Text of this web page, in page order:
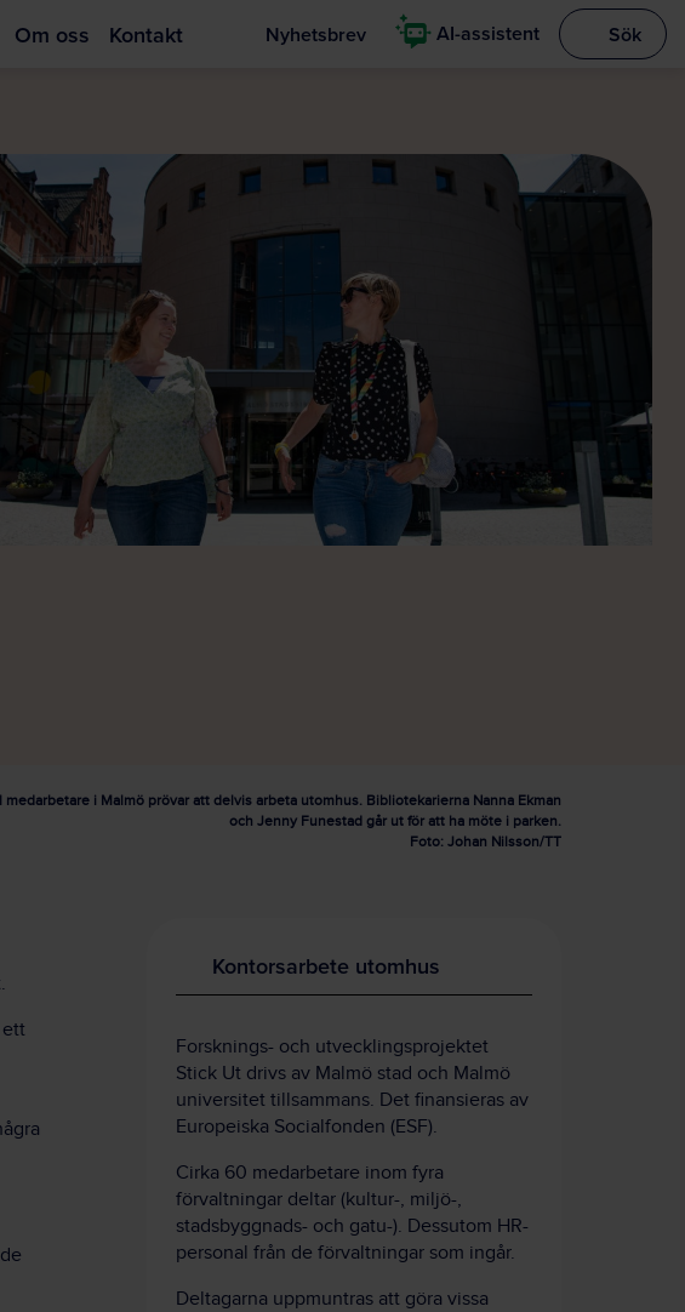
Om oss Kontakt Nyhetsbrev AI-assistent Visa
Sök
medarbetare i Malmö prövar att delvis arbeta utomhus. Bibliotekarierna Nanna Ekman
och Jenny Funestad går ut för att ha möte i parken.
Foto: Johan Nilsson/TT
Kontorsarbete utomhus
Forsknings- och utvecklingsprojektet
Stick Ut drivs av Malmö stad och Malmö
universitet tillsammans. Det finansieras av
Europeiska Socialfonden (ESF).
Cirka 60 medarbetare inom fyra
förvaltningar deltar (kultur-, miljö-,
stadsbyggnads- och gatu-). Dessutom HR-
personal från de förvaltningar som ingår.
Deltagarna uppmuntras att göra vissa